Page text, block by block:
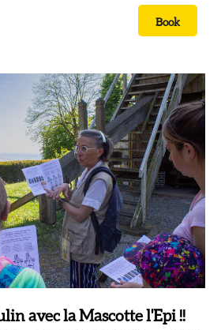
Book
avec la Mascotte l'Epi !!